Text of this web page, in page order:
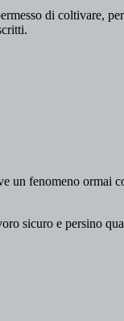
di coltivare,
un fenomeno ormai
sicuro e persino